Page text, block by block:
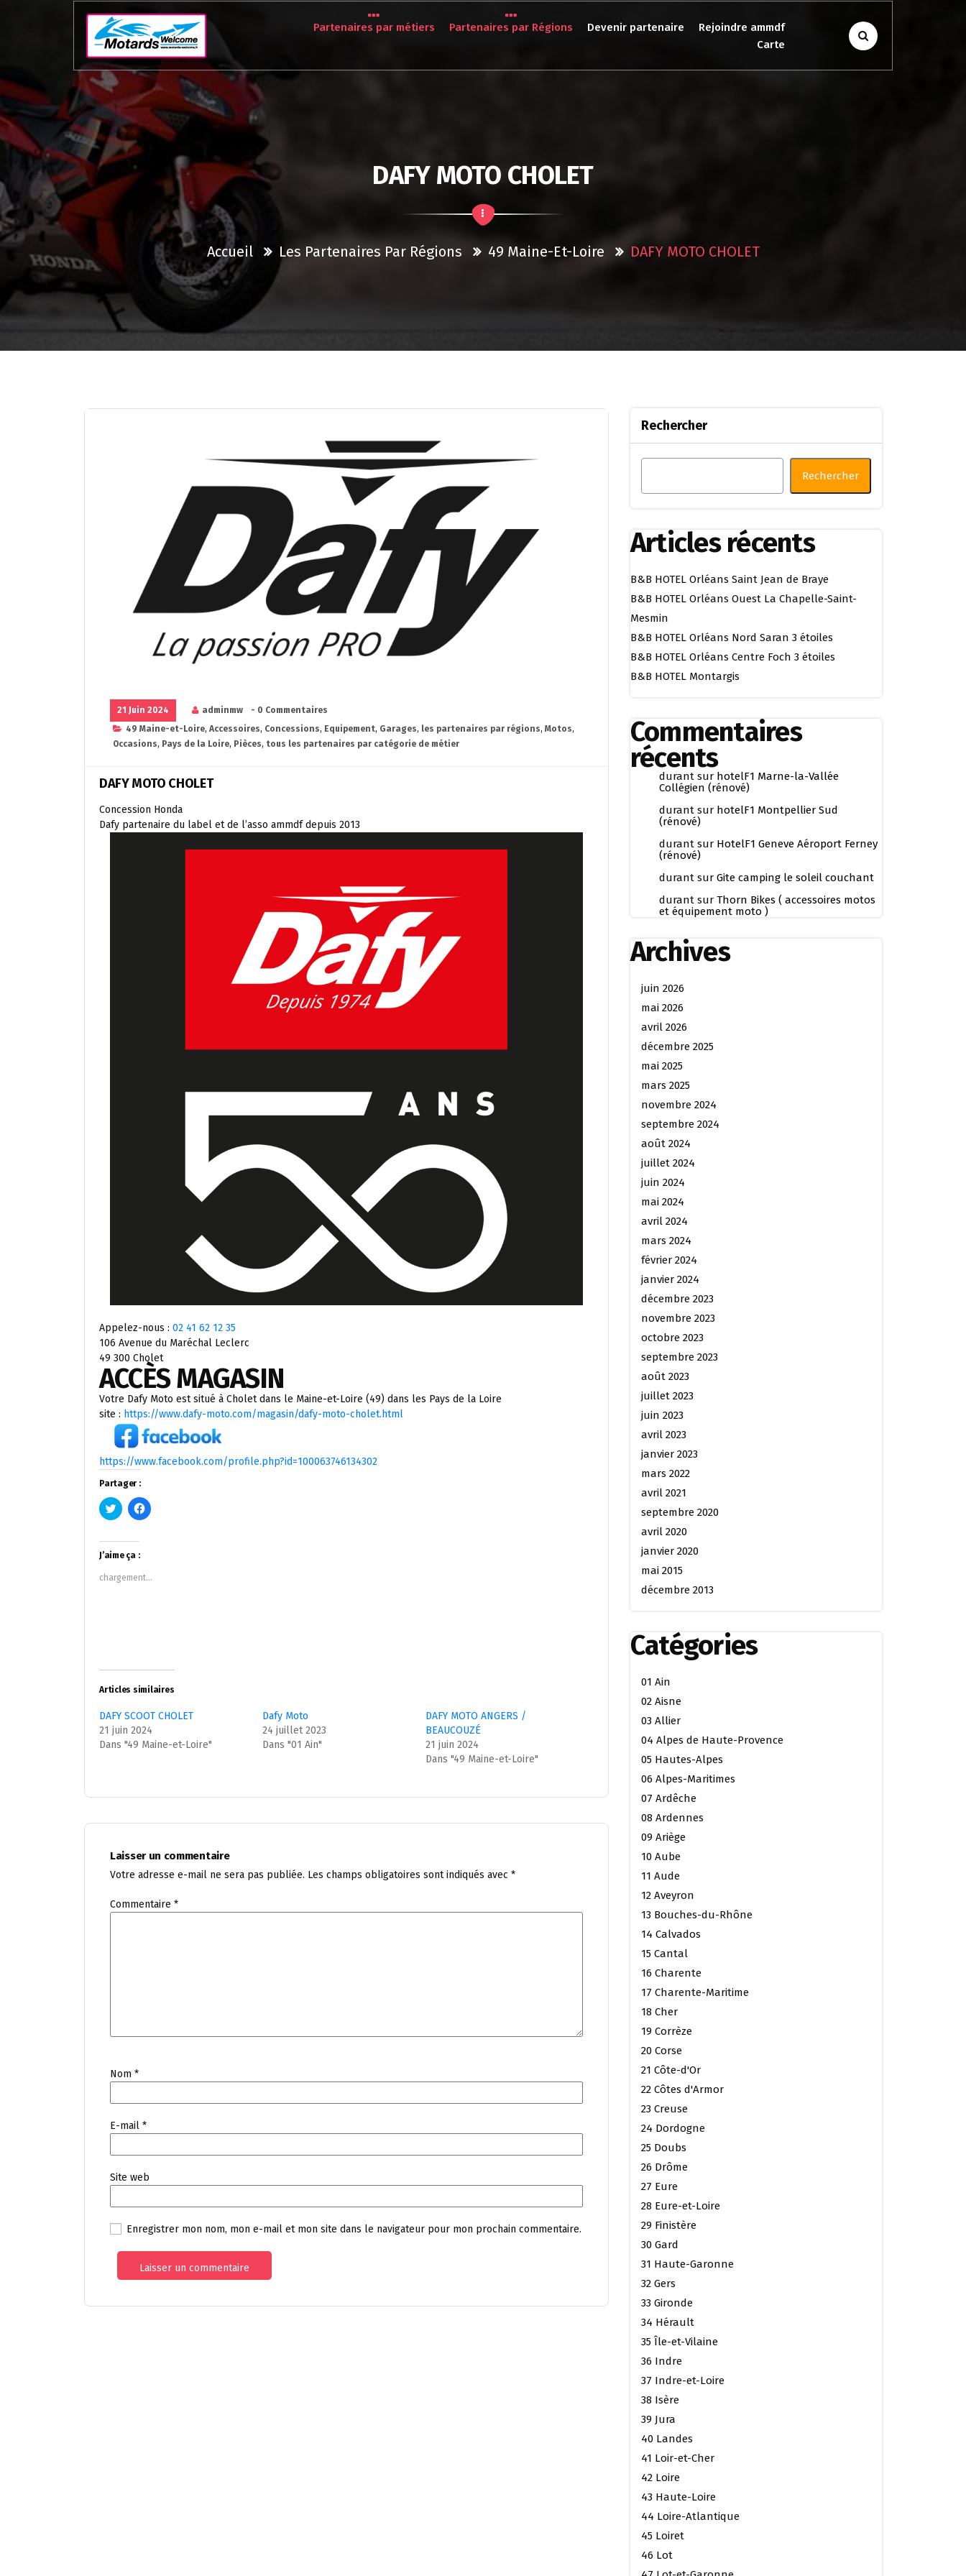
Partenaires par métiers Partenaires par Régions Devenir partenaire
Rejoindre ammdf
Carte
DAFY MOTO CHOLET
Accueil Les Partenaires Par Régions 49 Maine-Et-Loire DAFY MOTO CHOLET
21 Juin 2024 adminmw
- 0 Commentaires
49 Maine-et-Loire, Accessoires, Concessions, Equipement, Garages, les partenaires par régions, Motos,
Occasions, Pays de la Loire, Pièces, tous les partenaires par catégorie de métier
DAFY MOTO CHOLET
Concession Honda
Dafy partenaire du label et de l’asso ammdf depuis 2013
Appelez-nous : 02 41 62 12 35
106 Avenue du Maréchal Leclerc
49 300 Cholet
ACCÈS MAGASIN
Votre Dafy Moto est situé à Cholet dans le Maine-et-Loire (49) dans les Pays de la Loire
site : https://www.dafy-moto.com/magasin/dafy-moto-cholet.html
https://www.facebook.com/profile.php?id=100063746134302
Partager :
Cliquez
pour
Twitter(ouvre
dans
une
nouvelle
fenêtre)
Cliquez
pour
fenêtre)
J’aime ça :
chargement…
Articles similaires
DAFY SCOOT CHOLET
21 juin 2024
Dans "49 Maine-et-Loire"
Dafy Moto
24 juillet 2023
Dans "01 Ain"
DAFY MOTO ANGERS /
BEAUCOUZÉ
21 juin 2024
Dans "49 Maine-et-Loire"
Laisser un commentaire
Votre adresse e-mail ne sera pas publiée. Les champs obligatoires sont indiqués avec *
Commentaire *
Nom *
E-mail *
Site web
Enregistrer mon nom, mon e-mail et mon site dans le navigateur pour mon prochain commentaire.
Rechercher
Rechercher
Articles récents
B&B HOTEL Orléans Saint Jean de Braye
B&B HOTEL Orléans Ouest La Chapelle-Saint-
Mesmin
B&B HOTEL Orléans Nord Saran 3 étoiles
B&B HOTEL Orléans Centre Foch 3 étoiles
B&B HOTEL Montargis
Commentaires
récents
durant sur hotelF1 Marne-la-Vallée
Collégien (rénové)
durant sur hotelF1 Montpellier Sud
(rénové)
durant sur HotelF1 Geneve Aéroport Ferney
(rénové)
durant sur Gite camping le soleil couchant
durant sur Thorn Bikes ( accessoires motos
et équipement moto )
Archives
juin 2026
mai 2026
avril 2026
décembre 2025
mai 2025
mars 2025
novembre 2024
septembre 2024
août 2024
juillet 2024
juin 2024
mai 2024
avril 2024
mars 2024
février 2024
janvier 2024
décembre 2023
novembre 2023
octobre 2023
septembre 2023
août 2023
juillet 2023
juin 2023
avril 2023
janvier 2023
mars 2022
avril 2021
septembre 2020
avril 2020
janvier 2020
mai 2015
décembre 2013
Catégories
01 Ain
02 Aisne
03 Allier
04 Alpes de Haute-Provence
05 Hautes-Alpes
06 Alpes-Maritimes
07 Ardêche
08 Ardennes
09 Ariège
10 Aube
11 Aude
12 Aveyron
13 Bouches-du-Rhône
14 Calvados
15 Cantal
16 Charente
17 Charente-Maritime
18 Cher
19 Corrèze
20 Corse
21 Côte-d'Or
22 Côtes d'Armor
23 Creuse
24 Dordogne
25 Doubs
26 Drôme
27 Eure
28 Eure-et-Loire
29 Finistère
30 Gard
31 Haute-Garonne
32 Gers
33 Gironde
34 Hérault
35 Île-et-Vilaine
36 Indre
37 Indre-et-Loire
38 Isère
39 Jura
40 Landes
41 Loir-et-Cher
42 Loire
43 Haute-Loire
44 Loire-Atlantique
45 Loiret
46 Lot